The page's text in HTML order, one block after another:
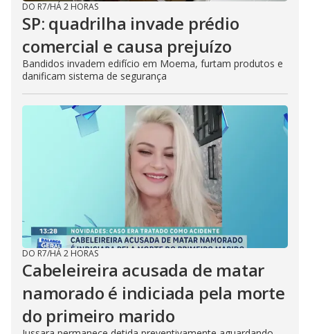
DO R7/HÁ 2 HORAS
SP: quadrilha invade prédio
comercial e causa prejuízo
Bandidos invadem edifício em Moema, furtam produtos e
danificam sistema de segurança
DO R7/HÁ 2 HORAS
Cabeleireira acusada de matar
namorado é indiciada pela morte
do primeiro marido